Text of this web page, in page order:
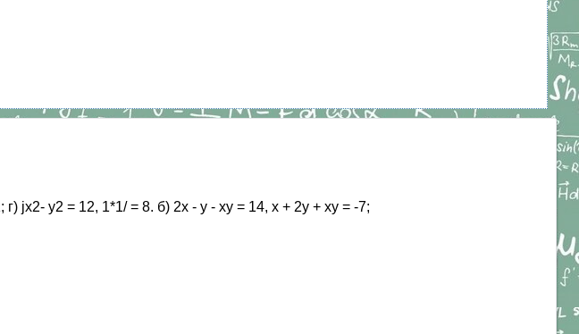
jx2- у2 = 12, 1*1/ = 8. б) 2х - у - ху = 14, х + 2у + ху = -7;